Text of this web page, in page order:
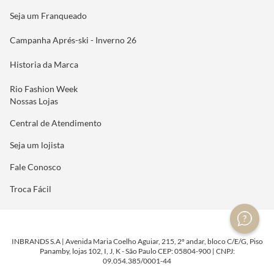
Seja um Franqueado
Campanha Aprés-ski - Inverno 26
Historia da Marca
Rio Fashion Week
Nossas Lojas
Central de Atendimento
Seja um lojista
Fale Conosco
Troca Fácil
INBRANDS S.A | Avenida Maria Coelho Aguiar, 215, 2º andar, bloco C/E/G, Piso
Panamby, lojas 102, I, J, K - São Paulo CEP: 05804-900 | CNPJ:
09.054.385/0001-44